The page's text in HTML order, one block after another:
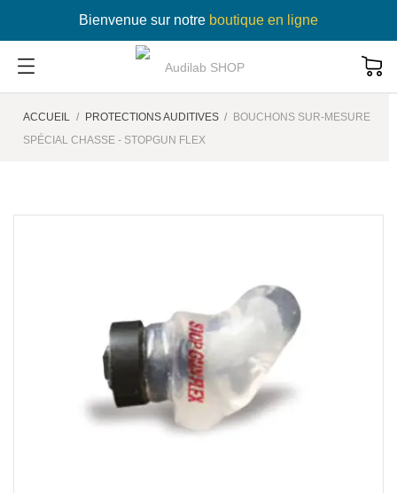
Bienvenue sur notre boutique en ligne
ACCUEIL PROTECTIONS AUDITIVES
BOUCHONS SUR-MESURE
SPÉCIAL CHASSE - STOPGUN FLEX